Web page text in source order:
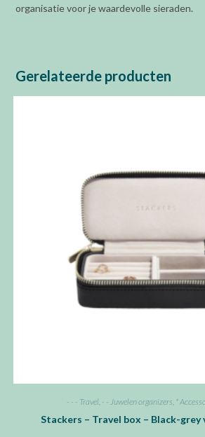
organisatie voor je waardevolle sieraden.
Gerelateerde producten
- - - Travel, - - Juwelen organizers, *
Stackers – Travel box – Black-grey